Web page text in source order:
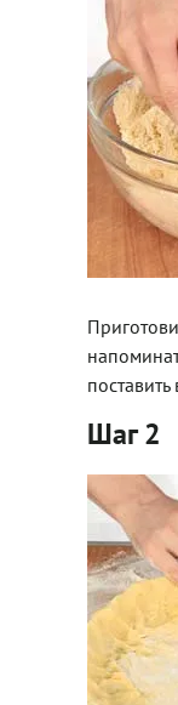
Шаг 2